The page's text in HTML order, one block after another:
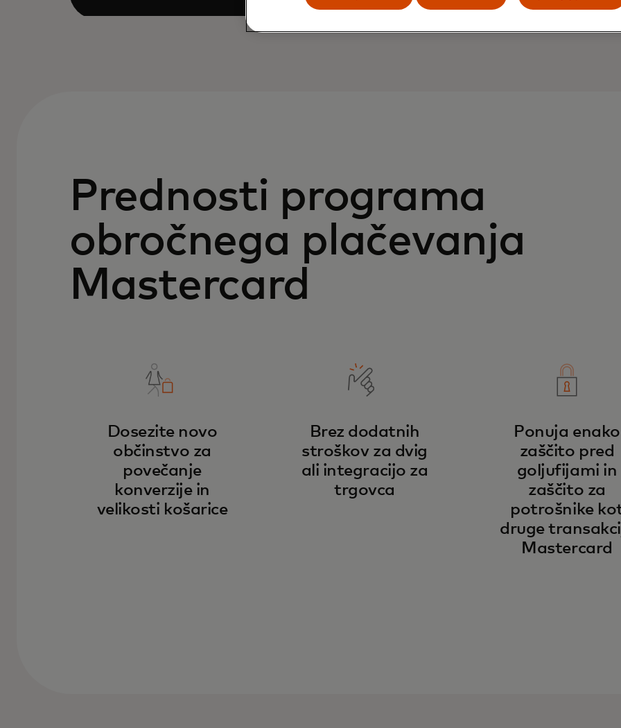
Prednosti programa
obročnega plačevanja
Mastercard
Dosezite novo
občinstvo za
povečanje
konverzije in
velikosti košarice
Brez dodatnih
stroškov za dvig
ali integracijo za
trgovca
Ponuja enako
zaščito pred
goljufijami in
zaščito za
potrošnike
druge
Mastercard